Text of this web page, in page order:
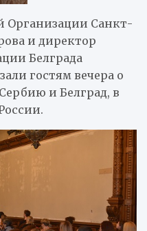
Организации Санкт-
и директор
Белграда
гостям вечера о
и Белград, в